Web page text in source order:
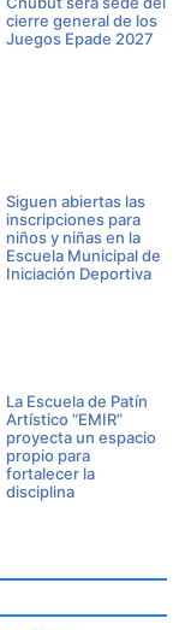
cierre general de los
Juegos Epade 2027
Siguen abiertas las
inscripciones para
niños y niñas en la
Escuela Municipal de
Iniciación Deportiva
La Escuela de Patín
Artístico “EMIR”
proyecta un espacio
propio para
fortalecer la
disciplina